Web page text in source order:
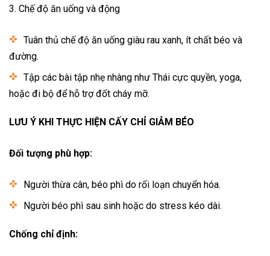
3. Chế độ ăn uống và động
Tuân thủ chế độ ăn uống giàu rau xanh, ít chất béo và
đường.
Tập các bài tập nhẹ nhàng như Thái cực quyền, yoga,
hoặc đi bộ để hỗ trợ đốt cháy mỡ.
LƯU Ý KHI THỰC HIỆN CẤY CHỈ GIẢM BÉO
Đối tượng phù hợp:
Người thừa cân, béo phì do rối loạn chuyển hóa.
Người béo phì sau sinh hoặc do stress kéo dài.
Chống chỉ định: